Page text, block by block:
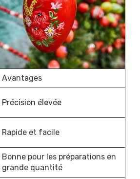
Avantages
Précision élevée
Rapide et facile
Bonne pour les préparations en
grande quantité